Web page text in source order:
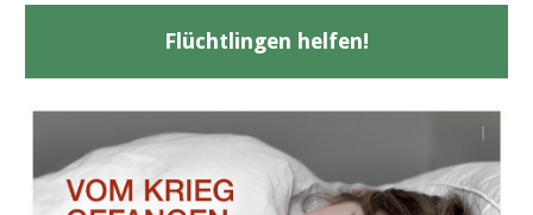
Flüchtlingen helfen!